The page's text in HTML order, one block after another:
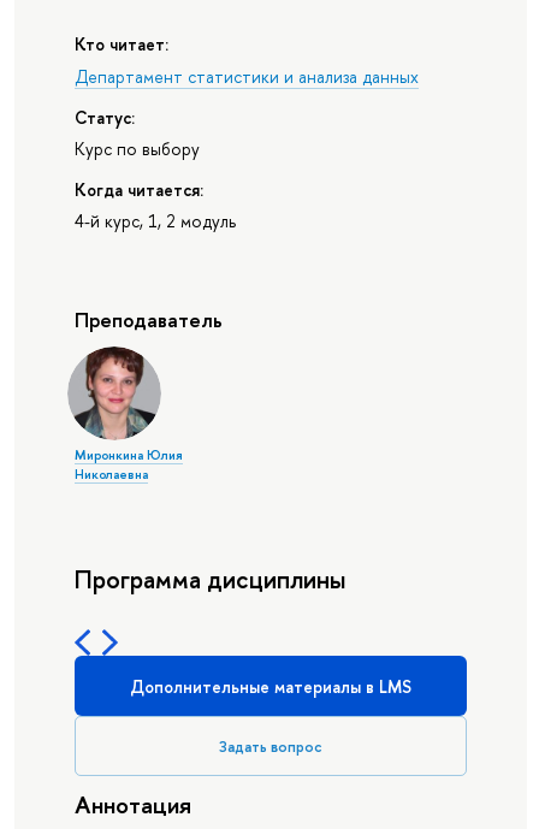
Кто читает:
Департамент статистики и анализа данных
Статус:
Курс по выбору
Когда читается:
4-й курс, 1, 2 модуль
Преподаватель
Миронкина Юлия
Николаевна
Программа дисциплины
Дополнительные материалы в LMS
Задать вопрос
Аннотация